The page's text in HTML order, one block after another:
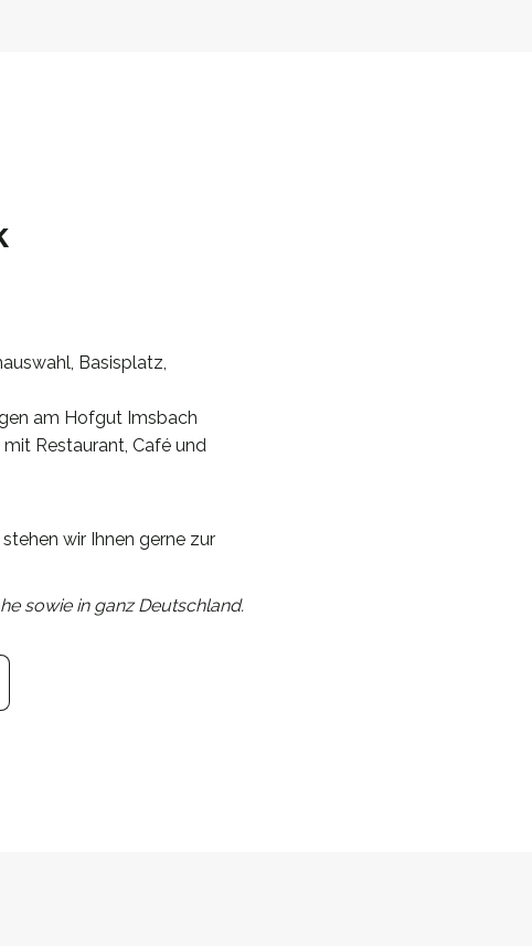
Basisplatz,
am Hofgut Imsbach
Restaurant, Café und
wir Ihnen gerne zur
sowie in ganz Deutschland.